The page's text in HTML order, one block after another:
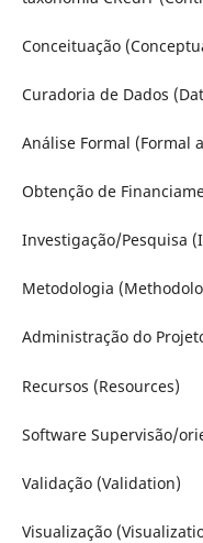
Conceituação
Curadoria de Dados
Análise Formal (Formal
Obtenção de
Investigação/Pesquisa
Metodologia
Administração do
Recursos (Resources)
Software Supervisão/
Validação (Validation)
Visualização